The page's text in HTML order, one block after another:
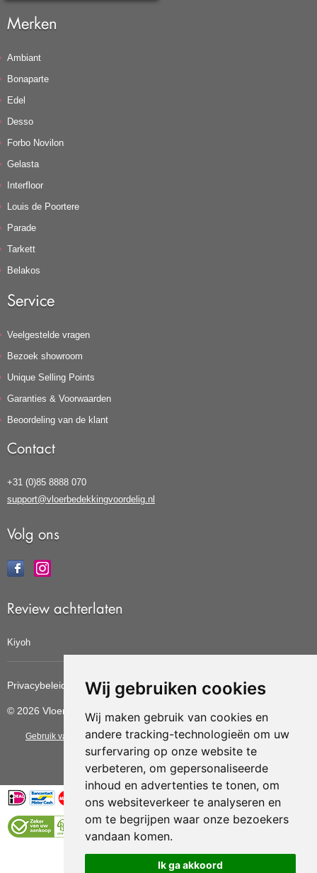
Wij gebruiken cookies
Wij maken gebruik van cookies en
andere tracking-technologieën om uw
surfervaring op onze website te
verbeteren, om gepersonaliseerde
inhoud en advertenties te tonen, om
ons websiteverkeer te analyseren en
om te begrijpen waar onze bezoekers
vandaan komen.
Ik ga akkoord
Merken
Ambiant
Bonaparte
Edel
Desso
Forbo Novilon
Gelasta
Interfloor
Louis de Poortere
Parade
Tarkett
Belakos
Service
Veelgestelde vragen
Bezoek showroom
Unique Selling Points
Garanties & Voorwaarden
Beoordeling van de klant
Contact
+31 (0)85 8888 070
support@vloerbedekkingvoordelig.nl
Volg ons
Review achterlaten
Kiyoh
Privacybeleid Cookiebeleid Update cookies voorkeuren
© 2026 Vloerbedekkingvoordelig
Gebruik van deze site betekent dat u dealgemene voorwaarden van CBW
erkende woonwinkels accepteert.
Vloerenvoordelig.nl is een onderdeel van